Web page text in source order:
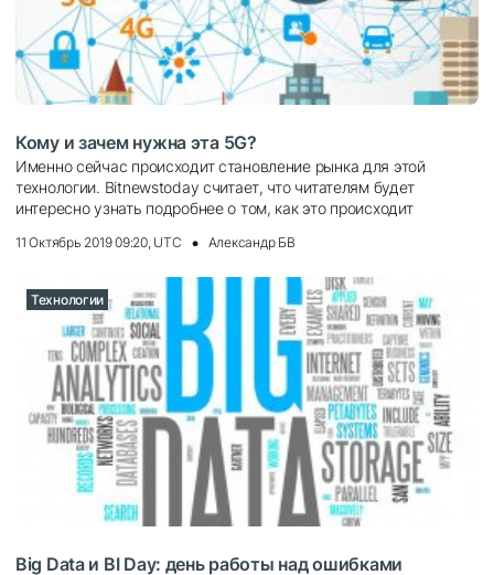
Кому и зачем нужна эта 5G?
Именно сейчас происходит становление рынка для этой
технологии. Bitnewstoday считает, что читателям будет
интересно узнать подробнее о том, как это происходит
11 Октябрь 2019 09:20, UTC Александр БВ
Технологии
Big Data и BI Day: день работы над ошибками